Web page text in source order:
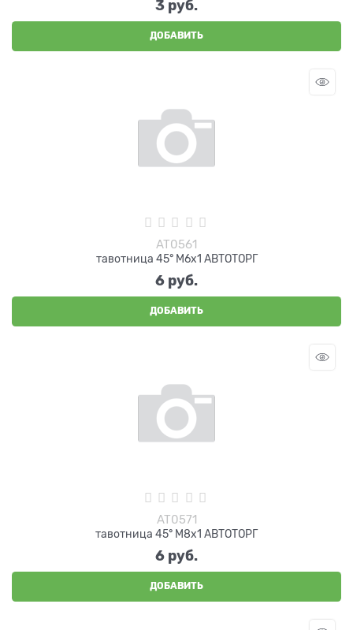
3 руб.
ДОБАВИТЬ
AT0561
тавотница 45° М6х1 АВТОТОРГ
6 руб.
ДОБАВИТЬ
AT0571
тавотница 45° М8х1 АВТОТОРГ
6 руб.
ДОБАВИТЬ